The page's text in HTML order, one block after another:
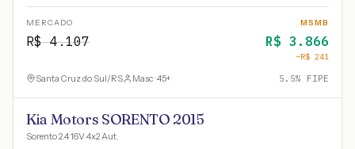
MERCADO
R$4.107
MSMB
R$ 3.866
−R$ 241
Santa Cruz do Sul/RS Masc · 45+ 5.5% FIPE
Kia Motors SORENTO 2015
Sorento 2.4 16V 4x2 Aut.